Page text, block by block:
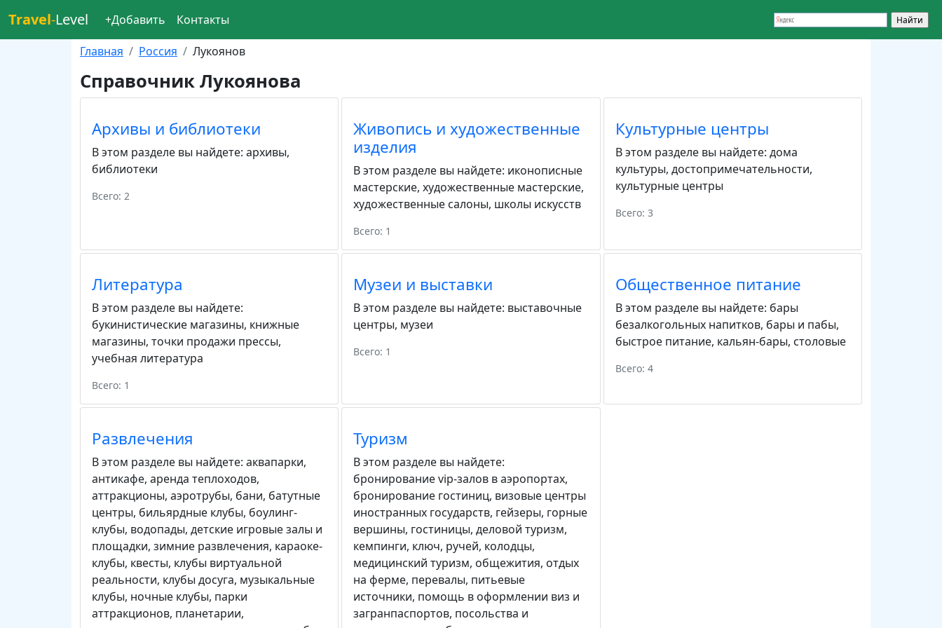
Travel-Level +Добавить Контакты
Главная Россия Лукоянов
Справочник Лукоянова
Архивы и библиотеки
В этом разделе вы найдете: архивы,
библиотеки
Всего: 2
Живопись и художественные
изделия
В этом разделе вы найдете: иконописные
мастерские,художественные мастерские,
художественные салоны, школы искусств
Всего: 1
Культурные центры
В этом разделе вы найдете: дома
культуры, достопримечательности,
культурные центры
Всего: 3
Литература
В этом разделе вы найдете:
букинистические магазины, книжные
магазины, точки продажи прессы,
учебная литература
Всего: 1
Музеи и выставки
В этом разделе вы найдете: выставочные
центры, музеи
Всего: 1
Общественное питание
В этом разделе вы найдете: бары
безалкогольных напитков, бары и пабы,
быстрое питание, кальян-бары, столовые
Всего: 4
Развлечения
В этом разделе вы найдете: аквапарки,
антикафе, аренда теплоходов,
аттракционы, аэротрубы, бани, батутные
центры, бильярдные клубы, боулинг-
клубы, водопады, детские игровые залы и
площадки, зимние развлечения, караоке-
клубы, квесты, клубы виртуальной
реальности, клубы досуга, музыкальные
клубы, ночные клубы, парки
аттракционов, планетарии,
Туризм
В этом разделе вы найдете:
бронирование vip-залов в аэропортах,
бронирование гостиниц, визовые центры
иностранных государств, гейзеры, горные
вершины, гостиницы,деловой туризм,
кемпинги, ключ, ручей, колодцы,
медицинский туризм, общежития, отдых
на ферме, перевалы, питьевые
источники, помощь в оформлении виз и
загранпаспортов, посольства и